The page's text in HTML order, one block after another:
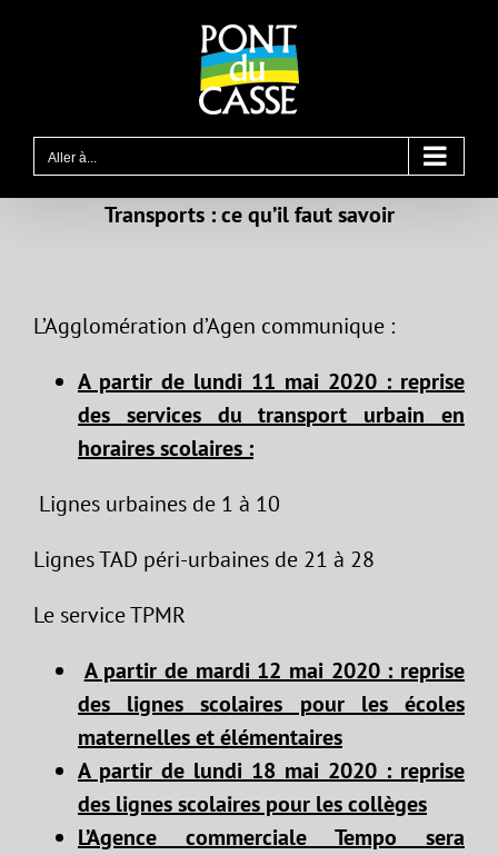
Aller à...
Transports : ce qu’il faut savoir
L’Agglomération d’Agen communique :
A partir de lundi 11 mai 2020 : reprise
des services du transport urbain en
horaires scolaires :
Lignes urbaines de 1 à 10
Lignes TAD péri-urbaines de 21 à 28
Le service TPMR
A partir de mardi 12 mai 2020 : reprise
des lignes scolaires pour les écoles
maternelles et élémentaires
A partir de lundi 18 mai 2020 : reprise
des lignes scolaires pour les collèges
L’Agence commerciale Tempo sera